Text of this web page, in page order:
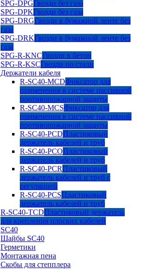
SPG-DPGГвозди без газа
SPG-DPKГвозди без газа
SPG-DRGГвозди в бумажной ленте без
газа
SPG-DRKГвозди в бумажной ленте без
газа
SPG-R-KNCГвозди в бетон
SPG-R-KSCГвозди по стали
Держатели кабеля
R-SC40-MCDФиксатор для
применения в системе пассивной
противопожарной защиты
R-SC40-MCSФиксатор для
применения в системе пассивной
противопожарной защиты
R-SC40-PCDПластиковый
держатель кабелей и труб
R-SC40-PCOПластиковый
держатель кабелей и труб
R-SC40-PCRПластиковый
держатель кабелей и труб с
регуляцией
R-SC40-PCSПластиковый
держатель кабелей и труб
R-SC40-TCDПластиковый держатель
для крепления плоских кабелей
SC40
Шайбы SC40
Герметики
Монтажная пена
Скобы для степплера